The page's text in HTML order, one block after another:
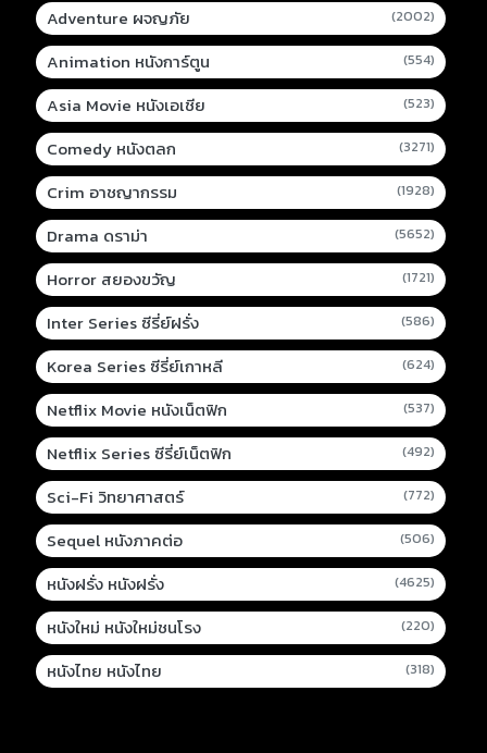
Adventure ผจญภัย (2002)
Animation หนังการ์ตูน (554)
Asia Movie หนังเอเชีย (523)
Comedy หนังตลก (3271)
Crim อาชญากรรม (1928)
Drama ดราม่า (5652)
Horror สยองขวัญ (1721)
Inter Series ซีรี่ย์ฝรั่ง (586)
Korea Series ซีรี่ย์เกาหลี (624)
Netflix Movie หนังเน็ตฟิก (537)
Netflix Series ซีรี่ย์เน็ตฟิก (492)
Sci-Fi วิทยาศาสตร์ (772)
Sequel หนังภาคต่อ (506)
หนังฝรั่ง หนังฝรั่ง (4625)
หนังใหม่ หนังใหม่ชนโรง (220)
หนังไทย หนังไทย (318)